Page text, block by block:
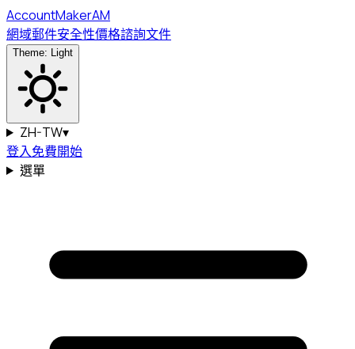
AccountMakerAM
網域郵件安全性價格諮詢文件
Theme: Light
ZH-TW▾
登入免費開始
選單